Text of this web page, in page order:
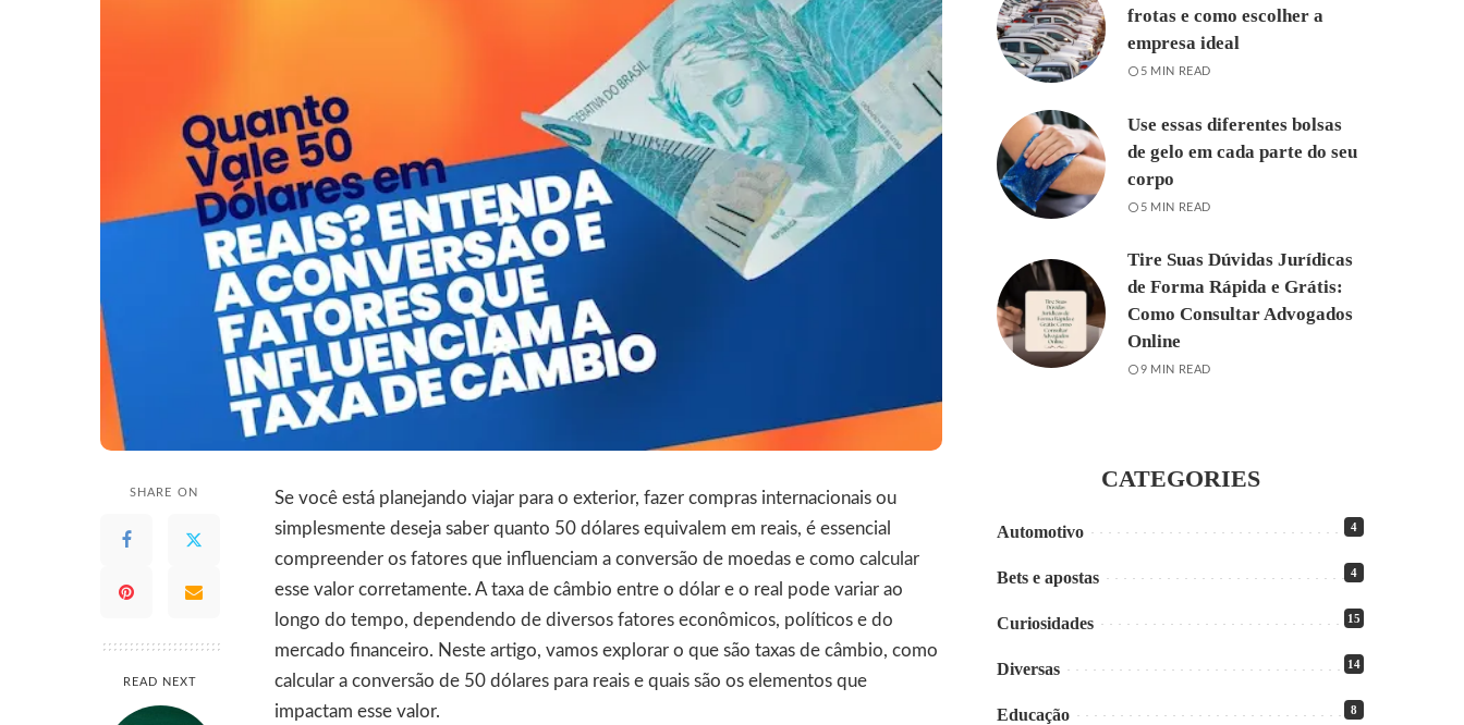
SHARE ON
READ NEXT
Se você está planejando viajar para o exterior, fazer compras internacionais ou
simplesmente deseja saber quanto 50 dólares equivalem em reais, é essencial
compreender os fatores que influenciam a conversão de moedas e como calcular
esse valor corretamente. A taxa de câmbio entre o dólar e o real pode variar ao
longo do tempo, dependendo de diversos fatores econômicos, políticos e do
mercado financeiro. Neste artigo, vamos explorar o que são taxas de câmbio, como
calcular a conversão de 50 dólares para reais e quais são os elementos que
impactam esse valor.
frotas e como escolher a
empresa ideal
5 MIN READ
Use essas diferentes bolsas
de gelo em cada parte do seu
corpo
5 MIN READ
Tire Suas Dúvidas Jurídicas
de Forma Rápida e Grátis:
Como Consultar Advogados
Online
9 MIN READ
CATEGORIES
Automotivo 4
Bets e apostas 4
Curiosidades 15
Diversas 14
Educação 8